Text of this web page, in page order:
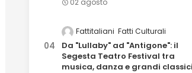
02 agosto
Fattitaliani Fatti Culturali
Da "Lullaby" ad "Antigone": il
Segesta Teatro Festival tra
musica, danza e grandi classici